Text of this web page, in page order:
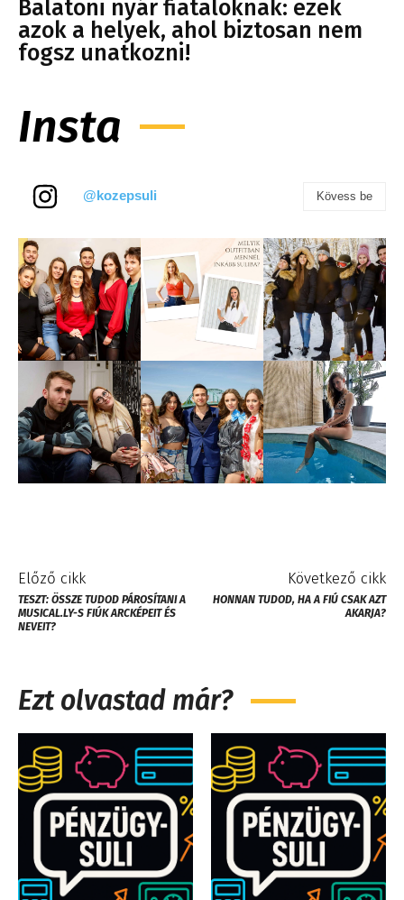
Balatoni nyár fiataloknak: ezek
azok a helyek, ahol biztosan nem
fogsz unatkozni!
Insta
@kozepsuli Kövess be
Előző cikk
TESZT: ÖSSZE TUDOD PÁROSÍTANI A
MUSICAL.LY-S FIÚK ARCKÉPEIT ÉS
NEVEIT?
Következő cikk
HONNAN TUDOD, HA A FIÚ CSAK AZT
AKARJA?
Ezt olvastad már?